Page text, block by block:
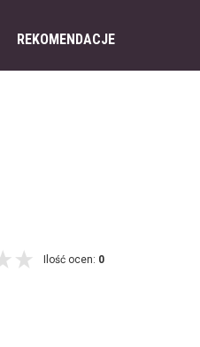
REKOMENDACJE
Ilość ocen: 0